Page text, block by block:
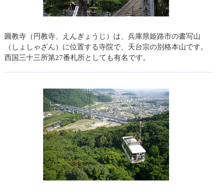
圓教寺（円教寺、えんぎょうじ）は、兵庫県姫路市の書写山
（しょしゃざん）に位置する寺院で、天台宗の別格本山です。
西国三十三所第27番札所としても有名です。